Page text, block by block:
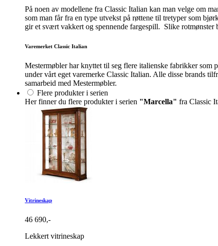
På noen av modellene fra Classic Italian kan man velge om
som man får fra en type utvekst på røttene til tretyper som
gir et svært vakkert og spennende fargespill. Slike rotmønster
Varemerket Classic Italian
Mestermøbler har knyttet til seg flere italienske fabrikker som
under vårt eget varemerke Classic Italian. Alle disse brands
samarbeid med Mestermøbler.
Flere produkter i serien
Her finner du flere produkter i serien "Marcella" fra Classic
Vitrineskap
46 690,-
Lekkert vitrineskap